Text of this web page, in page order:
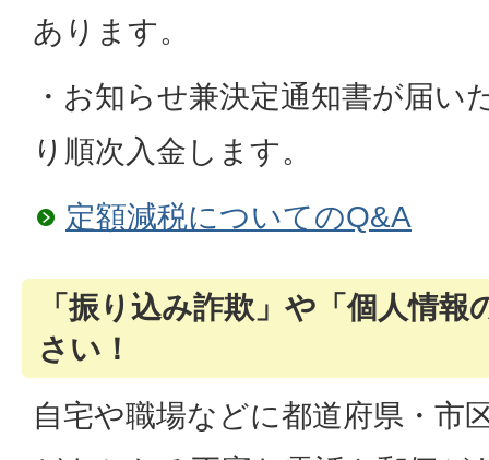
あります。
・お知らせ兼決定通知書が届い
り順次入金します。
定額減税についてのQ&A
「振り込み詐欺」や「個人情
さい！
自宅や職場などに都道府県・市